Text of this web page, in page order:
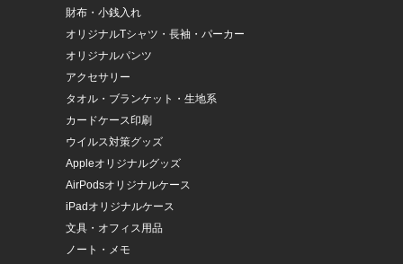
財布・小銭入れ
オリジナルTシャツ・長袖・パーカー
オリジナルパンツ
アクセサリー
タオル・ブランケット・生地系
カードケース印刷
ウイルス対策グッズ
Appleオリジナルグッズ
AirPodsオリジナルケース
iPadオリジナルケース
文具・オフィス用品
ノート・メモ